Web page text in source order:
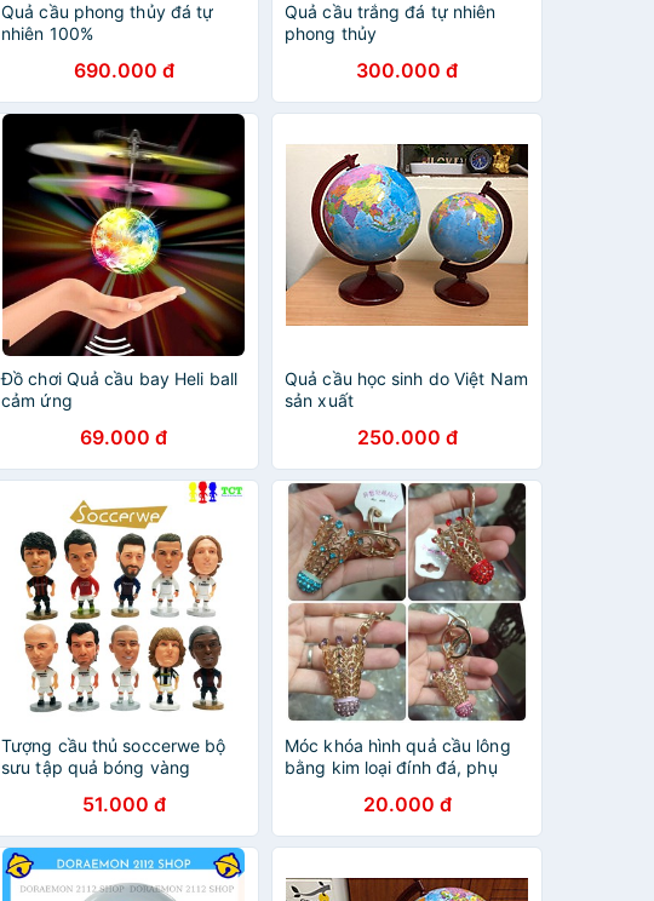
Quả cầu phong thủy đá tự
nhiên 100%
690.000 đ
Quả cầu trắng đá tự nhiên
phong thủy
300.000 đ
Đồ chơi Quả cầu bay Heli ball
cảm ứng
69.000 đ
Quả cầu học sinh do Việt Nam
sản xuất
250.000 đ
Tượng cầu thủ soccerwe bộ
sưu tập quả bóng vàng
51.000 đ
Móc khóa hình quả cầu lông
bằng kim loại đính đá, phụ
chơi cầu lông20.000 đ